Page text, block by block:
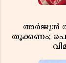
അർജുൻ
തൂക്കണം;